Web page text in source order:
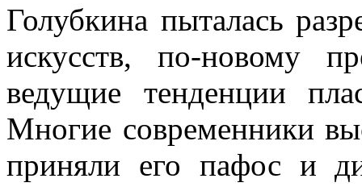
Голубкина пыталась
искусств, по-новому
ведущие тенденции
Многие современники
приняли его пафос и